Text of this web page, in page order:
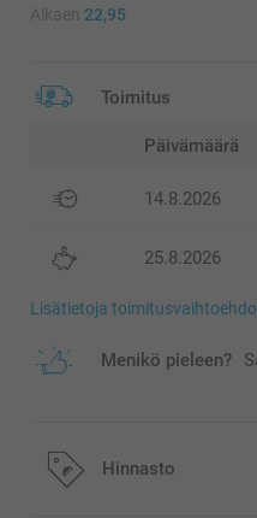
Alkaen 22,95
Toimitus
Päivämäärä
14.8.2026
25.8.2026
Lisätietoja
Menikö pieleen?
Hinnasto